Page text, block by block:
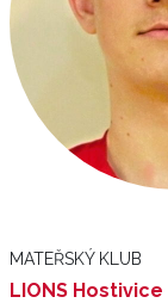
MATEŘSKÝ KLUB
LIONS Hostivice